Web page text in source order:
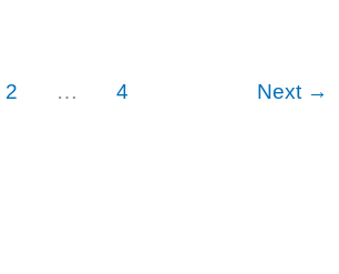
2 … 4 Next →